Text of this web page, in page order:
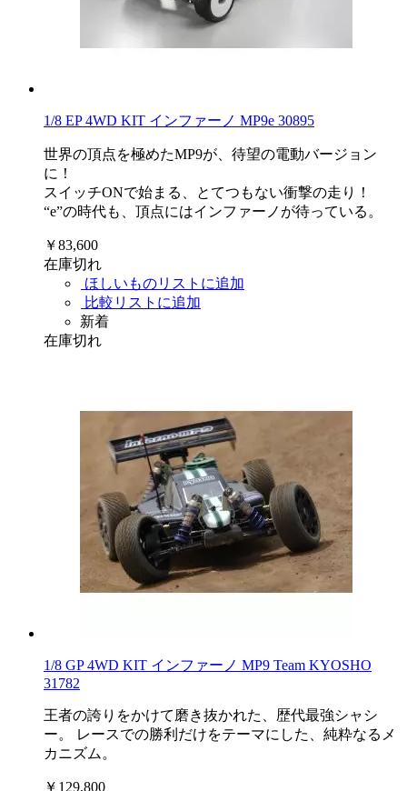
1/8 EP 4WD KIT インファーノ MP9e 30895
世界の頂点を極めたMP9が、待望の電動バージョン
に！
スイッチONで始まる、とてつもない衝撃の走り！
“e”の時代も、頂点にはインファーノが待っている。
￥83,600
在庫切れ
ほしいものリストに追加
比較リストに追加
新着
在庫切れ
1/8 GP 4WD KIT インファーノ MP9 Team KYOSHO
31782
王者の誇りをかけて磨き抜かれた、歴代最強シャシ
ー。 レースでの勝利だけをテーマにした、純粋なるメ
カニズム。
￥129,800